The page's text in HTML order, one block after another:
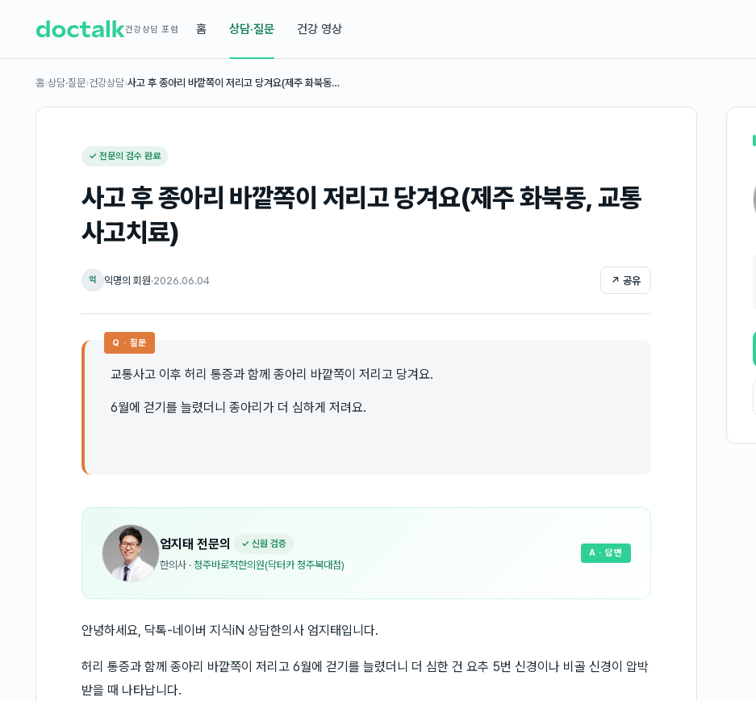
건강상담 포럼 홈 상담·질문 건강 영상
홈›상담·질문›건강상담›사고 후 종아리 바깥쪽이 저리고 당겨요(제주 화북동…
✓ 전문의 검수 완료
사고 후 종아리 바깥쪽이 저리고 당겨요(제주 화북동, 교통
사고치료)
익 익명의 회원·2026.06.04 ↗ 공유
Q · 질문
교통사고 이후 허리 통증과 함께 종아리 바깥쪽이 저리고 당겨요.
6월에 걷기를 늘렸더니 종아리가 더 심하게 저려요.
엄지태 전문의 ✓ 신원 검증
한의사 · 청주바로척한의원(닥터카 청주복대점)
A · 답변
안녕하세요, 닥톡-네이버 지식iN 상담한의사 엄지태입니다.
허리 통증과 함께 종아리 바깥쪽이 저리고 6월에 걷기를 늘렸더니 더 심한 건 요추 5번 신경이나 비골 신경이 압박
받을 때 나타납니다.